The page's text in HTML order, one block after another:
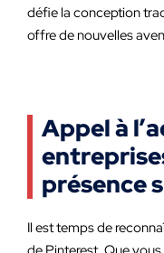
défie la conception
offre de nouvelles
Appel à
présence
Il est temps de